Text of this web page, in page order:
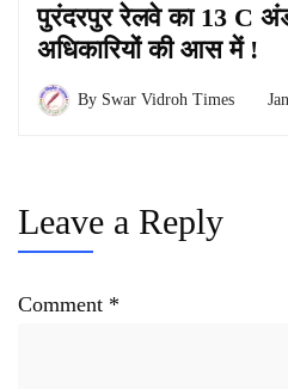
पुरंदरपुर रेलवे का 13 C
अधिकारियों की आस में !
By Swar Vidroh Times
Leave a Reply
Comment *